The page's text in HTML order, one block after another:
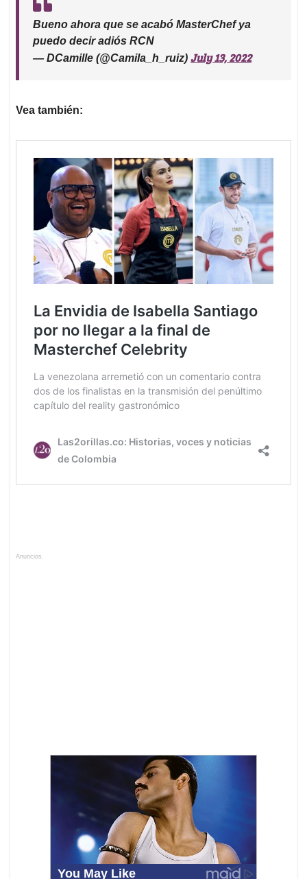
Bueno ahora que se acabó MasterChef ya
puedo decir adiós RCN
— DCamille (@Camila_h_ruiz) July 13, 2022
Vea también:
Anuncios.